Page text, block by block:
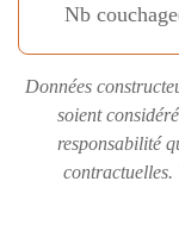
Nb
Données
soient
responsabilité
contractuelles.